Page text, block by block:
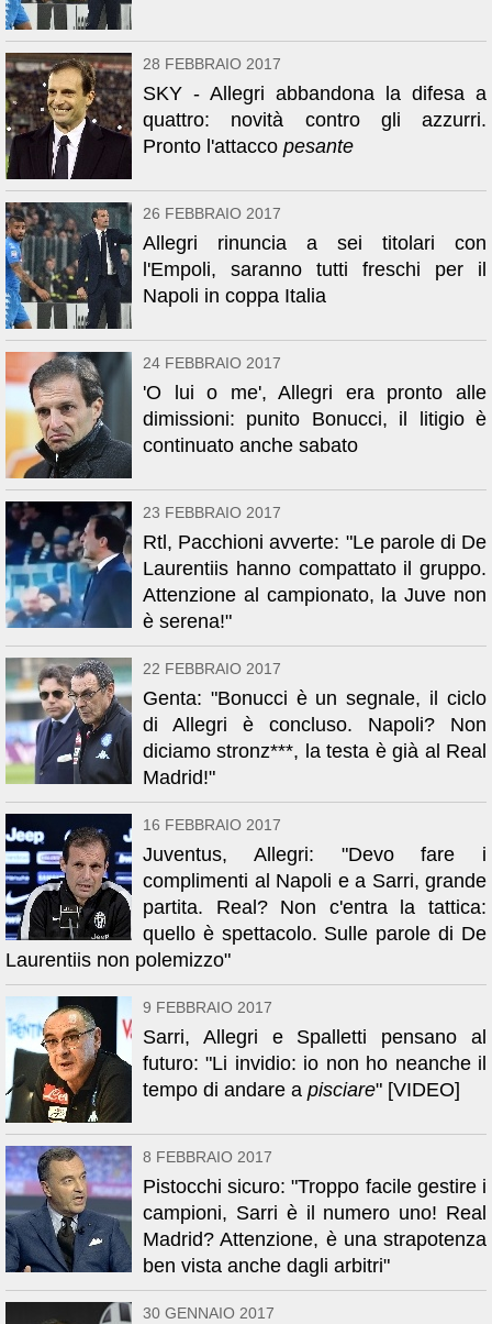
28 FEBBRAIO 2017
SKY - Allegri abbandona la difesa a
quattro: novità contro gli azzurri.
Pronto l'attacco pesante
26 FEBBRAIO 2017
Allegri rinuncia a sei titolari con
l'Empoli, saranno tutti freschi per il
Napoli in coppa Italia
24 FEBBRAIO 2017
'O lui o me', Allegri era pronto alle
dimissioni: punito Bonucci, il litigio è
continuato anche sabato
23 FEBBRAIO 2017
Rtl, Pacchioni avverte: "Le parole di De
Laurentiis hanno compattato il gruppo.
Attenzione al campionato, la Juve non
è serena!"
22 FEBBRAIO 2017
Genta: "Bonucci è un segnale, il ciclo
di Allegri è concluso. Napoli? Non
diciamo stronz***, la testa è già al Real
Madrid!"
16 FEBBRAIO 2017
Juventus, Allegri: "Devo fare i
complimenti al Napoli e a Sarri, grande
partita. Real? Non c'entra la tattica:
quello è spettacolo. Sulle parole di De
Laurentiis non polemizzo"
9 FEBBRAIO 2017
Sarri, Allegri e Spalletti pensano al
futuro: "Li invidio: io non ho neanche il
tempo di andare a pisciare" [VIDEO]
8 FEBBRAIO 2017
Pistocchi sicuro: "Troppo facile gestire i
campioni, Sarri è il numero uno! Real
Madrid? Attenzione, è una strapotenza
ben vista anche dagli arbitri"
30 GENNAIO 2017